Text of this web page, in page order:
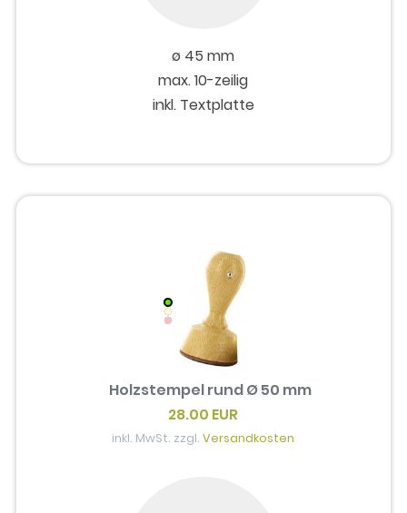
ø 45 mm
max. 10-zeilig
inkl. Textplatte
Holzstempel rund Ø 50 mm
28.00 EUR
inkl. MwSt. zzgl.Versandkosten